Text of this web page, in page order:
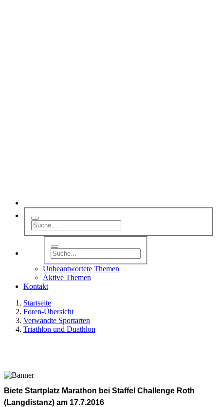
Unbeantwortete Themen
Aktive Themen
Kontakt
Startseite
Foren-Übersicht
Verwandte Sportarten
Triathlon und Duathlon
Biete Startplatz Marathon bei Staffel Challenge Roth
(Langdistanz) am 17.7.2016